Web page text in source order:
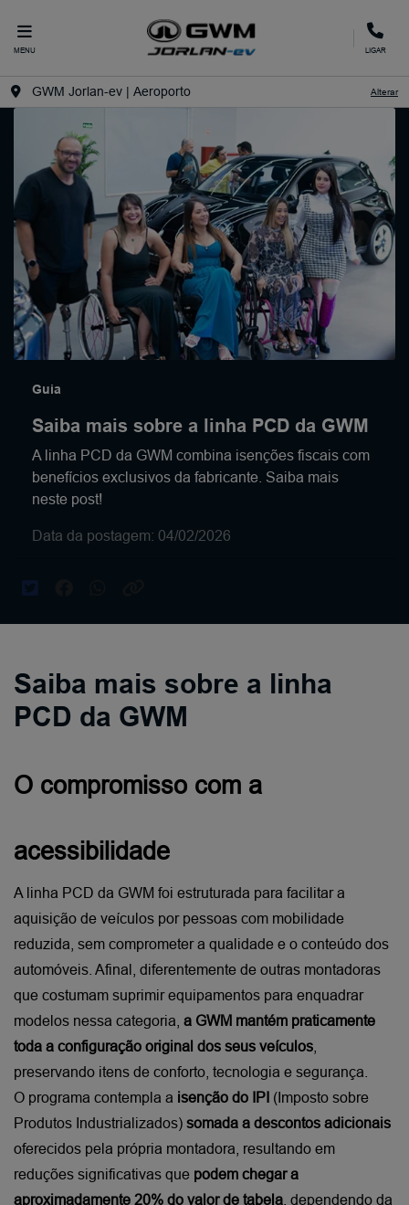
MENU LIGAR
GWM Jorlan-ev | Aeroporto Alterar
Guia
Saiba mais sobre a linha PCD da GWM
A linha PCD da GWM combina isenções fiscais com
benefícios exclusivos da fabricante. Saiba mais
neste post!
Data da postagem: 04/02/2026
Saiba mais sobre a linha
PCD da GWM
O compromisso com a
acessibilidade
A linha PCD da GWM foi estruturada para facilitar a
aquisição de veículos por pessoas com mobilidade
reduzida, sem comprometer a qualidade e o conteúdo dos
automóveis. Afinal, diferentemente de outras montadoras
que costumam suprimir equipamentos para enquadrar
modelos nessa categoria, a GWM mantém praticamente
toda a configuração original dos seus veículos
preservando itens de conforto, tecnologia e segurança.
O programa contempla a isenção do IPI (Imposto sobre
Produtos Industrializados) somada a descontos adicionais
oferecidos pela própria montadora, resultando em
reduções significativas que podem chegar a
aproximadamente 20% do valor de tabela , dependendo da